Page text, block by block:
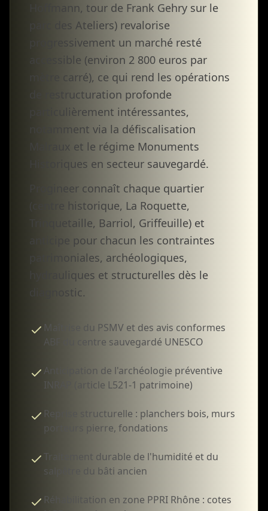
Hoffmann, tour de Frank Gehry sur le
parc des Ateliers) revalorise
progressivement un marché resté
accessible (environ 2 800 euros par
mètre carré), ce qui rend les opérations
de restructuration profonde
particulièrement intéressantes,
notamment via la défiscalisation
Malraux et le régime Monuments
Historiques en secteur sauvegardé.
Progineer connaît chaque quartier
(centre historique, La Roquette,
Trinquetaille, Barriol, Griffeuille) et
anticipe pour chacun les contraintes
patrimoniales, archéologiques,
hydrauliques et structurelles dès le
diagnostic.
Maîtrise du PSMV et des avis conformes
ABF du centre sauvegardé UNESCO
Anticipation de l'archéologie préventive
INRAP (article L521-1 patrimoine)
Reprise structurelle : planchers bois, murs
porteurs pierre, fondations
Traitement durable de l'humidité et du
salpêtre du bâti ancien
Réhabilitation en zone PPRI Rhône : cotes